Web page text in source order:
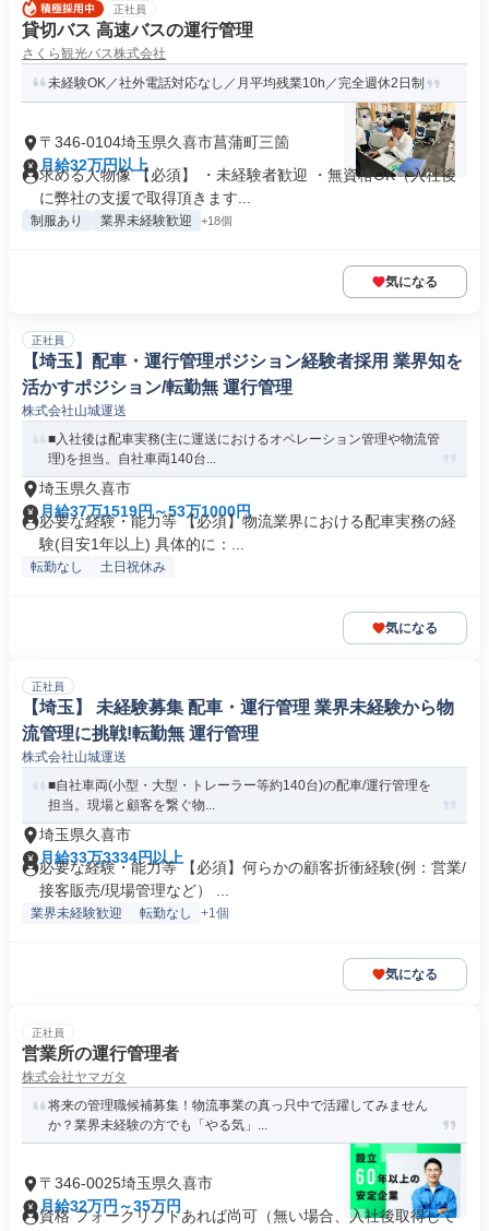
正社員
貸切バス 高速バスの運行管理
さくら観光バス株式会社
未経験OK／社外電話対応なし／月平均残業10h／完全週休2日制
〒346-0104埼玉県久喜市菖蒲町三箇
月給32万円以上
求める人物像 【必須】 ・未経験者歓迎 ・無資格OK（入社後
に弊社の支援で取得頂きます...
制服あり 業界未経験歓迎 +18個
気になる
正社員
【埼玉】配車・運行管理ポジション経験者採用 業界知を
活かすポジション/転勤無 運行管理
株式会社山城運送
■入社後は配車実務(主に運送におけるオペレーション管理や物流管
理)を担当。自社車両140台...
埼玉県久喜市
月給37万1519円～53万1000円
必要な経験・能力等 【必須】物流業界における配車実務の経
験(目安1年以上) 具体的に：...
転勤なし 土日祝休み
気になる
正社員
【埼玉】 未経験募集 配車・運行管理 業界未経験から物
流管理に挑戦!転勤無 運行管理
株式会社山城運送
■自社車両(小型・大型・トレーラー等約140台)の配車/運行管理を
担当。現場と顧客を繋ぐ物...
埼玉県久喜市
月給33万3334円以上
必要な経験・能力等 【必須】何らかの顧客折衝経験(例：営業/
接客販売/現場管理など） ...
業界未経験歓迎 転勤なし +1個
気になる
正社員
営業所の運行管理者
株式会社ヤマガタ
将来の管理職候補募集！物流事業の真っ只中で活躍してみません
か？業界未経験の方でも「やる気」...
〒346-0025埼玉県久喜市
月給32万円～35万円
資格 フォークリフトあれば尚可（無い場合、入社後取得して